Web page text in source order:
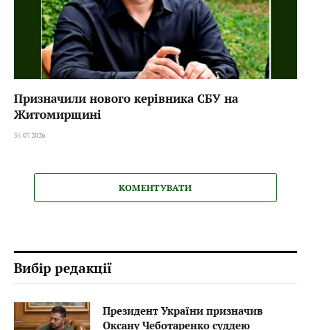
Призначили нового керівника СБУ на
Житомирщині
31.07.2026
КОМЕНТУВАТИ
Вибір редакції
Президент України призначив
Оксану Чеботаренко суддею